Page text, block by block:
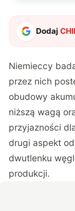
Dodaj
Niemieccy
przez nich
obudowy
niższą wagą
przyjazności
drugi aspekt
dwutlenku
produkcji.